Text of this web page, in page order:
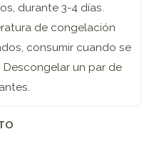
durante 3-4 días.
de congelación
consumir cuando se
Descongelar un par de